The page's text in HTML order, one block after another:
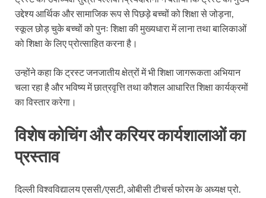
उद्देश्य आर्थिक और सामाजिक रूप से पिछड़े बच्चों को शिक्षा से जोड़ना,
स्कूल छोड़ चुके बच्चों को पुनः शिक्षा की मुख्यधारा में लाना तथा बालिकाओं
को शिक्षा के लिए प्रोत्साहित करना है।
उन्होंने कहा कि ट्रस्ट जनजातीय क्षेत्रों में भी शिक्षा जागरूकता अभियान
चला रहा है और भविष्य में छात्रवृत्ति तथा कौशल आधारित शिक्षा कार्यक्रमों
का विस्तार करेगा।
विशेष कोचिंग और करियर कार्यशालाओं का
प्रस्ताव
दिल्ली विश्वविद्यालय एससी/एसटी, ओबीसी टीचर्स फोरम के अध्यक्ष प्रो.